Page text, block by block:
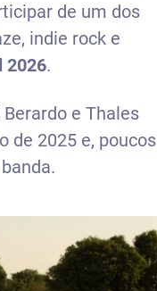
de um dos
indie rock e
2026.
e Thales
de 2025 e, poucos